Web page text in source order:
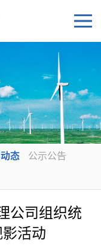
态
公示公告
公司组织统
活动